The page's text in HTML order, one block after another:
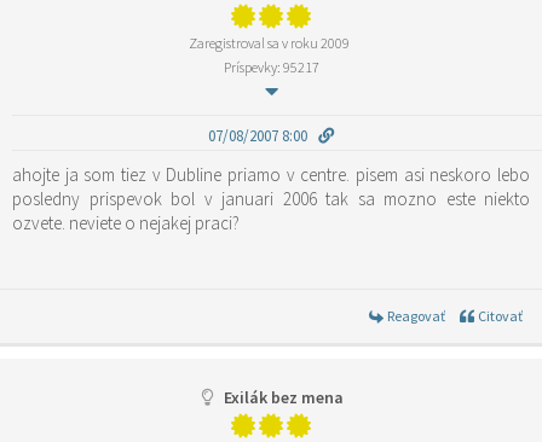
Zaregistroval sa v roku 2009
Príspevky: 95217
07/08/2007 8:00
ahojte ja som tiez v Dubline priamo v centre. pisem asi neskoro lebo
posledny prispevok bol v januari 2006 tak sa mozno este niekto
ozvete. neviete o nejakej praci?
Reagovať Citovať
Exilák bez mena